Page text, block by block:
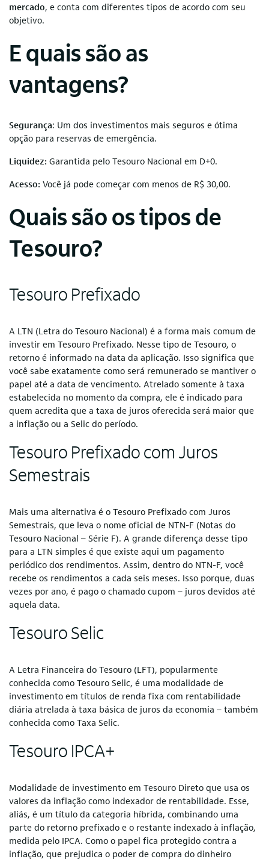
mercado, e conta com diferentes tipos de acordo com seu
objetivo.
E quais são as
vantagens?
Segurança: Um dos investimentos mais seguros e ótima
opção para reservas de emergência.
Liquidez: Garantida pelo Tesouro Nacional em D+0.
Acesso: Você já pode começar com menos de R$ 30,00.
Quais são os tipos de
Tesouro?
Tesouro Prefixado
A LTN (Letra do Tesouro Nacional) é a forma mais comum de
investir em Tesouro Prefixado. Nesse tipo de Tesouro, o
retorno é informado na data da aplicação. Isso significa que
você sabe exatamente como será remunerado se mantiver o
papel até a data de vencimento. Atrelado somente à taxa
estabelecida no momento da compra, ele é indicado para
quem acredita que a taxa de juros oferecida será maior que
a inflação ou a Selic do período.
Tesouro Prefixado com Juros
Semestrais
Mais uma alternativa é o Tesouro Prefixado com Juros
Semestrais, que leva o nome oficial de NTN-F (Notas do
Tesouro Nacional – Série F). A grande diferença desse tipo
para a LTN simples é que existe aqui um pagamento
periódico dos rendimentos. Assim, dentro do NTN-F, você
recebe os rendimentos a cada seis meses. Isso porque, duas
vezes por ano, é pago o chamado cupom – juros devidos até
aquela data.
Tesouro Selic
A Letra Financeira do Tesouro (LFT), popularmente
conhecida como Tesouro Selic, é uma modalidade de
investimento em títulos de renda fixa com rentabilidade
diária atrelada à taxa básica de juros da economia – também
conhecida como Taxa Selic.
Tesouro IPCA+
Modalidade de investimento em Tesouro Direto que usa os
valores da inflação como indexador de rentabilidade. Esse,
aliás, é um título da categoria híbrida, combinando uma
parte do retorno prefixado e o restante indexado à inflação,
medida pelo IPCA. Como o papel fica protegido contra a
inflação, que prejudica o poder de compra do dinheiro